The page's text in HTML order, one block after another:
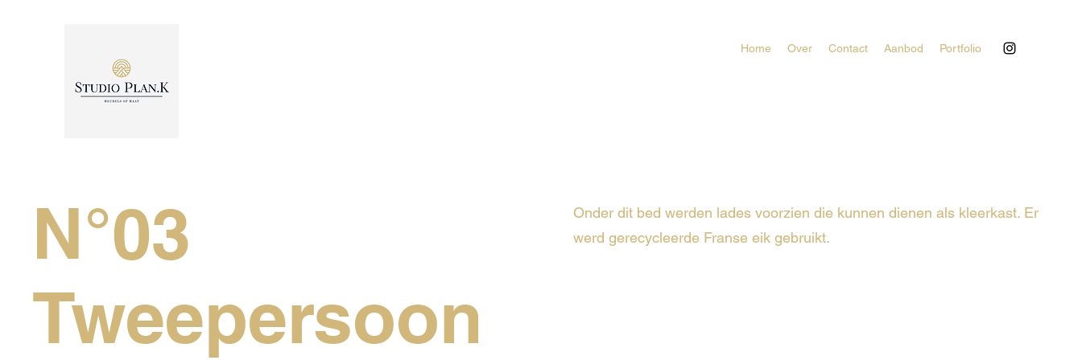
Home Over Contact Aanbod Portfolio
N°03
Tweepersoon
Onder dit bed werden lades voorzien die kunnen dienen als kleerkast. Er
werd gerecycleerde Franse eik gebruikt.